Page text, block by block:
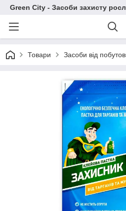
Green City - Засоби захисту
Товари Засоби від